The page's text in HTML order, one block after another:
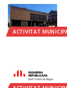
ACTIVITAT